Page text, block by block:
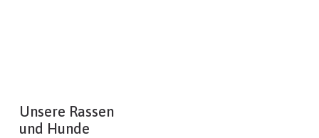
Unsere Rassen
und Hunde